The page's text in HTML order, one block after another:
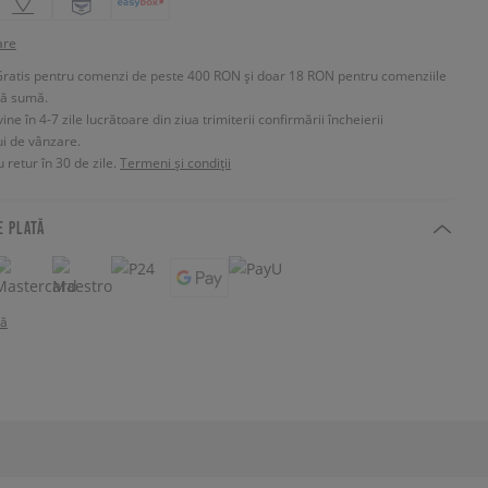
pentru comenzi de peste 400 RON și doar 18 RON pentru comenziile
sumă.
în 4-7 zile lucrătoare din ziua trimiterii confirmării încheierii
de vânzare.
retur în 30 de zile. Termeni și condiții
PLATĂ